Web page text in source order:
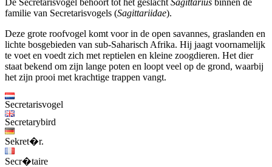
De Secretarisvogel behoort tot het geslacht Sagittarius binnen de
familie van Secretarisvogels (Sagittariidae).
Deze grote roofvogel komt voor in de open savannes, graslanden en
lichte bosgebieden van sub-Saharisch Afrika. Hij jaagt voornamelijk
te voet en voedt zich met reptielen en kleine zoogdieren. Het dier
staat bekend om zijn lange poten en loopt veel op de grond, waarbij
het zijn prooi met krachtige trappen vangt.
Secretarisvogel
Secretarybird
Sekret�r.
Secr�taire